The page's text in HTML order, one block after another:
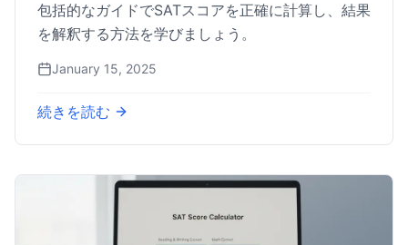
包括的なガイドでSATスコアを正確に計算し、結果
を解釈する方法を学びましょう。
January 15, 2025
続きを読む